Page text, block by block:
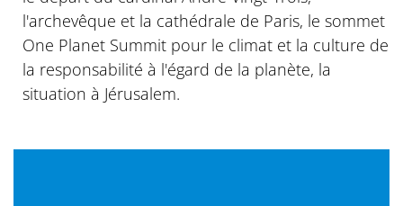
l'archevêque et la cathédrale de Paris, le sommet
One Planet Summit pour le climat et la culture de
la responsabilité à l'égard de la planète, la
situation à Jérusalem.